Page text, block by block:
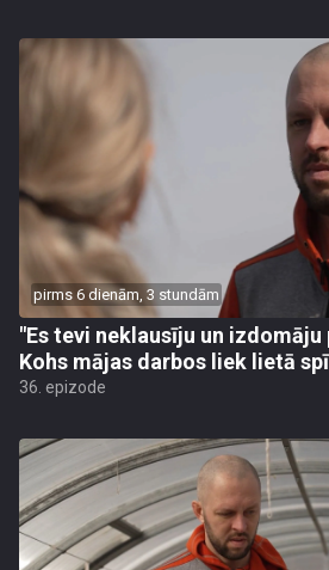
pirms 6 dienām, 3 stundām
"Es tevi neklausīju un
Kohs mājas darbos liek lietā
36. epizode